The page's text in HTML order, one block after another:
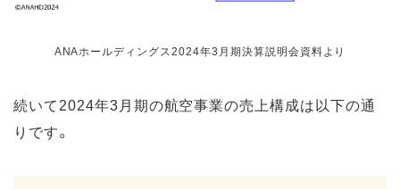
ANAホールディングス2024年3月期決算説明会資料より
続いて2024年3月期の航空事業の売上構成は以下の通
りです。